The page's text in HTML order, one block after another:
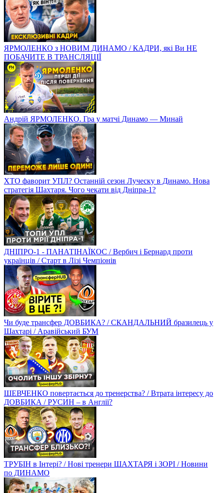
ЯРМОЛЕНКО з НОВИМ ДИНАМО / КАДРИ, які Ви НЕ
ПОБАЧИТЕ В ТРАНСЛЯЦІЇ
Андрій ЯРМОЛЕНКО. Гра у матчі Динамо — Минай
ХТО фаворит УПЛ? Останній сезон Луческу в Динамо. Нова
стратегія Шахтаря. Чого чекати від Дніпра-1?
ДНІПРО-1 - ПАНАТІНАЇКОС / Вербич і Бернард проти
українців / Старт в Лізі Чемпіонів
Чи буде трансфер ДОВБИКА? / СКАНДАЛЬНИЙ бразилець у
Шахтарі / Аравійський БУМ
ШЕВЧЕНКО повертається до тренерства? / Втрата інтересу до
ДОВБИКА / РУСИН – в Англії?
ТРУБІН в Інтері? / Нові тренери ШАХТАРЯ і ЗОРІ / Новини
по ДИНАМО